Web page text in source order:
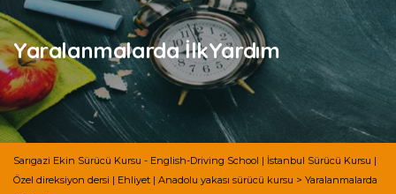
Yaralanmalarda İlkYardım
Sarıgazi Ekin Sürücü Kursu - English-Driving School | İstanbul Sürücü Kursu |
Özel direksiyon dersi | Ehliyet | Anadolu yakası sürücü kursu > Yaralanmalarda